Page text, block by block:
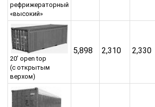
рефрижераторный
«высокий»
20’ open top
(с открытым
верхом)
5,898 2,310 2,330